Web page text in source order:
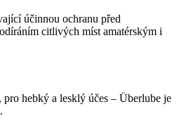
účinnou ochranu před
citlivých míst amatérským i
hebký a lesklý účes – Überlube je